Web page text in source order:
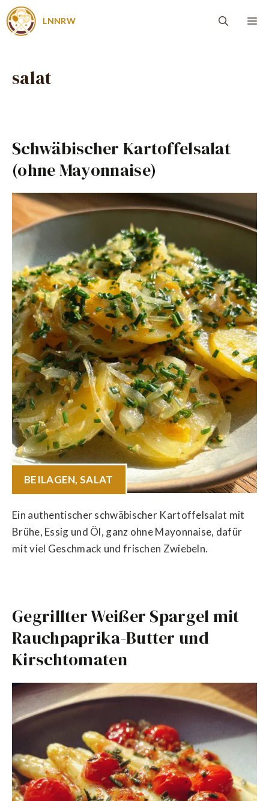
Zum
Inhalt
LNNRW
salat
Schwäbischer Kartoffelsalat
(ohne Mayonnaise)
BEILAGEN,SALAT
Ein authentischer schwäbischer Kartoffelsalat mit
Brühe, Essig und Öl, ganz ohne Mayonnaise, dafür
mit viel Geschmack und frischen Zwiebeln.
Gegrillter Weißer Spargel mit
Rauchpaprika-Butter und
Kirschtomaten